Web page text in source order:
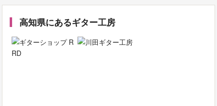
高知県にあるギター工房